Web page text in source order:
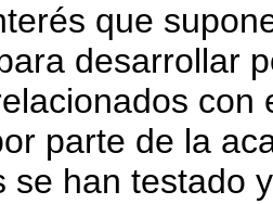
que
desarrollar
parte de la
se han testado